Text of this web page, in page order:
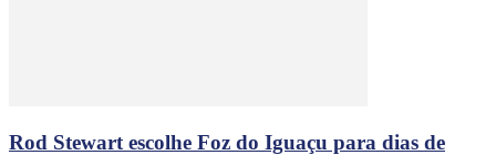
Rod Stewart escolhe Foz do Iguaçu para dias de